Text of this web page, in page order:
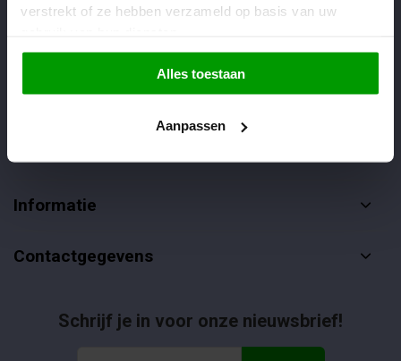
verstrekt of ze hebben verzameld op basis van uw
Alles toestaan
Aanpassen
085-4012406
Informatie
Contactgegevens
Schrijf je in voor onze nieuwsbrief!